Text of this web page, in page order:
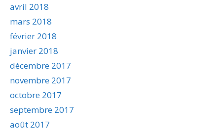
avril 2018
mars 2018
février 2018
janvier 2018
décembre 2017
novembre 2017
octobre 2017
septembre 2017
août 2017